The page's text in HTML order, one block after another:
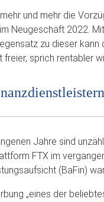
und mehr die
Neugeschäft 2022.
zu dieser
sprich rentabler
Jahre sind
FTX im
(BaFin)
„eines der